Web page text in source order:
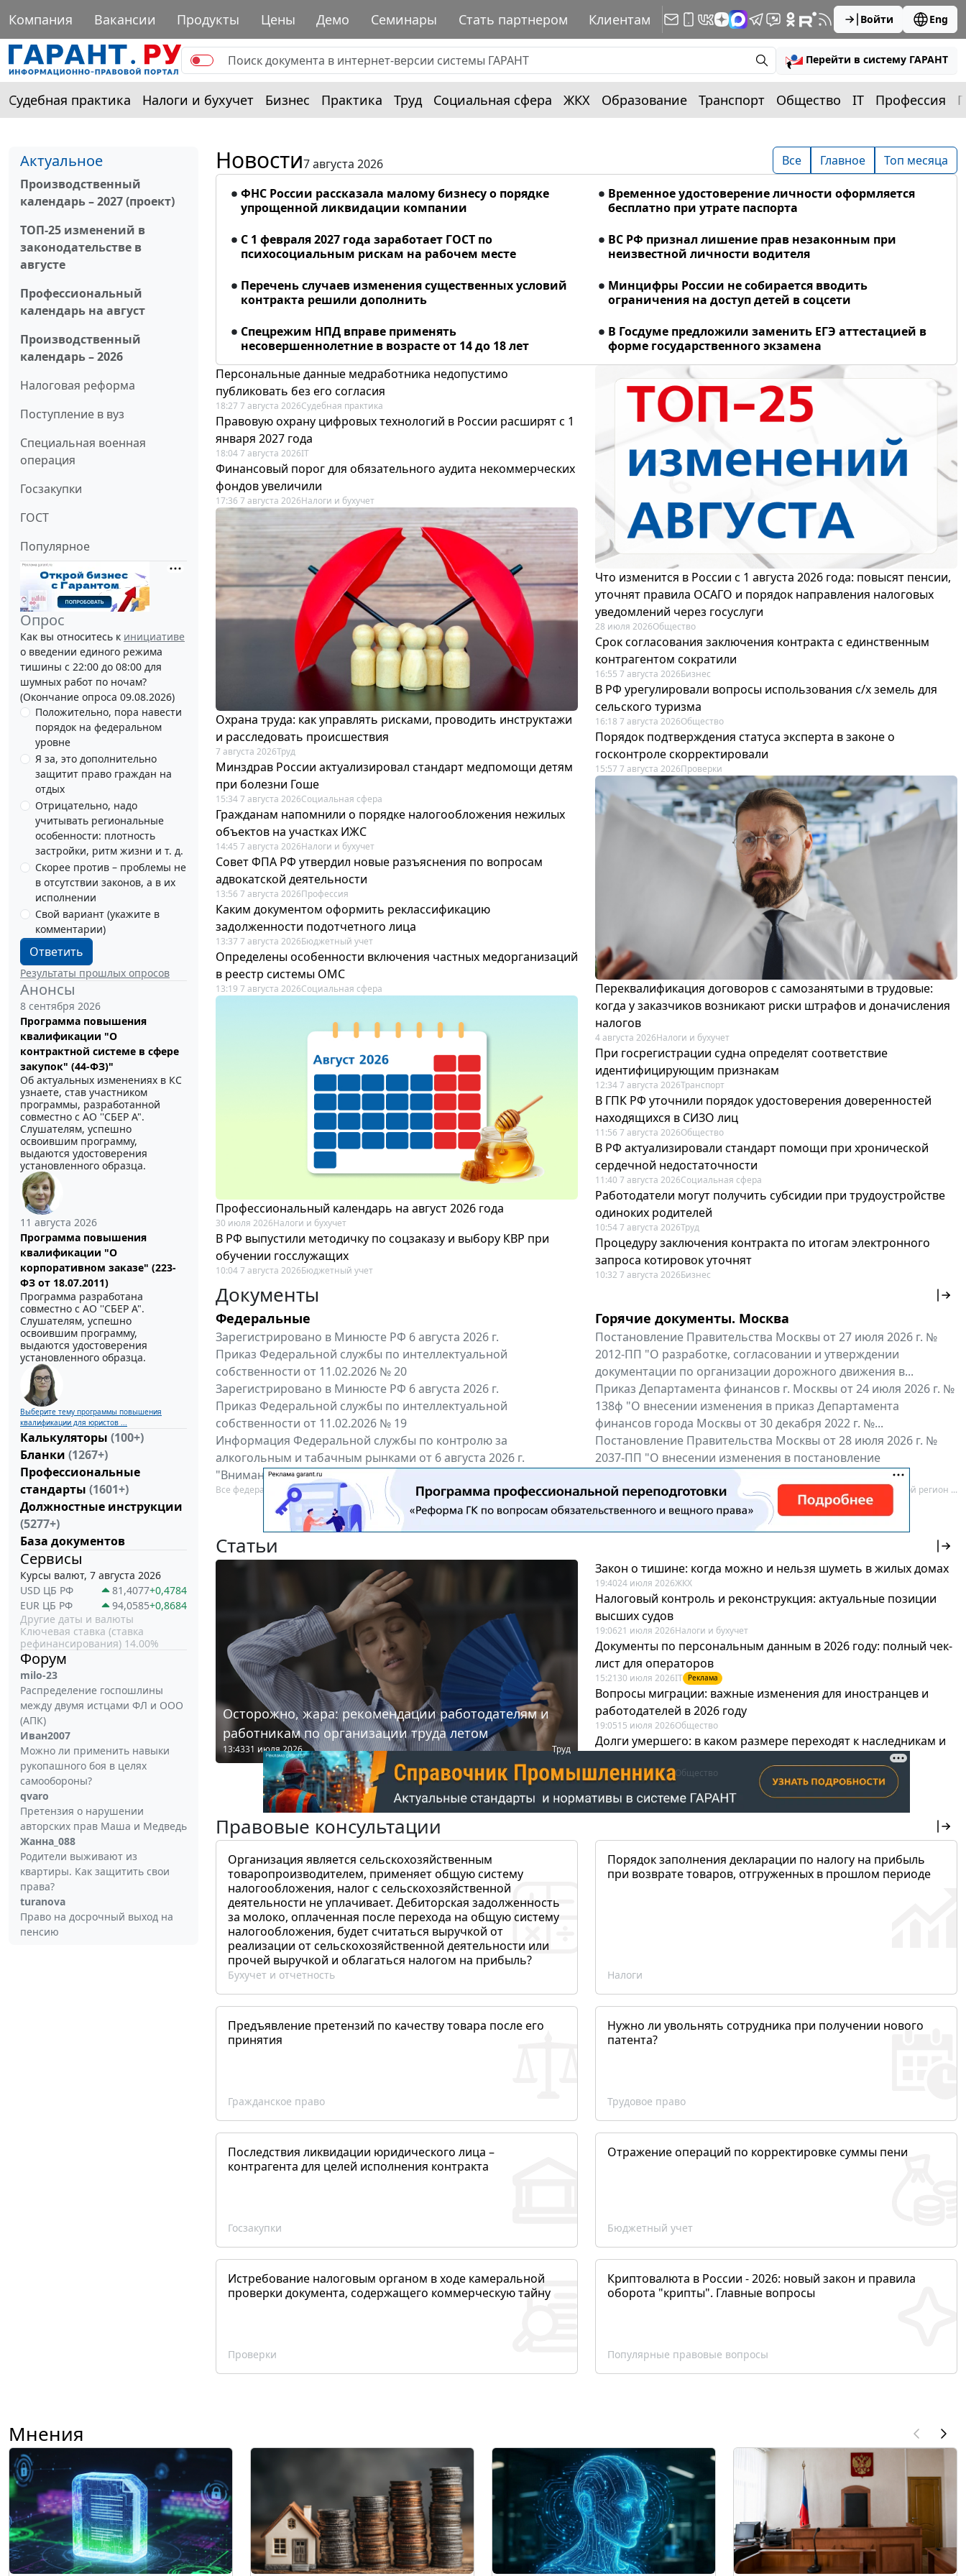
Компания Вакансии Продукты Цены Демо Семинары Стать партнером Клиентам Войти Eng
Перейти в систему ГАРАНТ
Судебная практика Налоги и бухучет Бизнес Практика Труд Социальная сфера ЖКХ Образование Транспорт Общество IT Профессия
Актуальное
Производственный
календарь – 2027 (проект)
ТОП-25 изменений в
законодательстве в
августе
Профессиональный
календарь на август
Производственный
календарь – 2026
Налоговая реформа
Поступление в вуз
Специальная военная
операция
Госзакупки
ГОСТ
Популярное
Опрос
Как вы относитесь к инициативе
о введении единого режима
тишины с 22:00 до 08:00 для
шумных работ по ночам?
(Окончание опроса 09.08.2026)
Положительно, пора навести
порядок на федеральном
уровне
Я за, это дополнительно
защитит право граждан на
отдых
Отрицательно, надо
учитывать региональные
особенности: плотность
застройки, ритм жизни и т. д.
Скорее против – проблемы не
в отсутствии законов, а в их
исполнении
Свой вариант (укажите в
комментарии)
Ответить
Результаты прошлых опросов
Анонсы
8 сентября 2026
Программа повышения
квалификации "О
контрактной системе в сфере
закупок" (44-ФЗ)"
Об актуальных изменениях в КС
узнаете, став участником
программы, разработанной
совместно с АО ''СБЕР А".
Слушателям, успешно
освоившим программу,
выдаются удостоверения
установленного образца.
11 августа 2026
Программа повышения
квалификации "О
корпоративном заказе" (223-
ФЗ от 18.07.2011)
Программа разработана
совместно с АО ''СБЕР А".
Слушателям, успешно
освоившим программу,
выдаются удостоверения
установленного образца.
Выберите тему программы повышения
квалификации для юристов ...
Калькуляторы (100+)
Бланки (1267+)
Профессиональные
стандарты (1601+)
Должностные инструкции
(5277+)
База документов
Сервисы
Курсы валют, 7 августа 2026
USD ЦБ РФ
81,4077+0,4784
EUR ЦБ РФ
94,0585+0,8684
Другие даты и валюты
Ключевая ставка (ставка
рефинансирования) 14.00%
Форум
milo-23
Распределение госпошлины
между двумя истцами ФЛ и ООО
(АПК)
Иван2007
Можно ли применить навыки
рукопашного боя в целях
самообороны?
qvaro
Претензия о нарушении
авторских прав Маша и Медведь
Жанна_088
Родители выживают из
квартиры. Как защитить свои
права?
turanova
Право на досрочный выход на
пенсию
Новости7 августа 2026 Все Главное Топ месяца
ФНС России рассказала малому бизнесу о порядке
упрощенной ликвидации компании
Временное удостоверение личности оформляется
бесплатно при утрате паспорта
С 1 февраля 2027 года заработает ГОСТ по
психосоциальным рискам на рабочем месте
ВС РФ признал лишение прав незаконным при
неизвестной личности водителя
Перечень случаев изменения существенных условий
контракта решили дополнить
Минцифры России не собирается вводить
ограничения на доступ детей в соцсети
Спецрежим НПД вправе применять
несовершеннолетние в возрасте от 14 до 18 лет
В Госдуме предложили заменить ЕГЭ аттестацией в
форме государственного экзамена
Персональные данные медработника недопустимо
публиковать без его согласия
18:27 7 августа 2026Судебная практика
Правовую охрану цифровых технологий в России расширят с 1
января 2027 года
18:04 7 августа 2026IT
Финансовый порог для обязательного аудита некоммерческих
фондов увеличили
17:36 7 августа 2026Налоги и бухучет
Охрана труда: как управлять рисками, проводить инструктажи
и расследовать происшествия
7 августа 2026Труд
Минздрав России актуализировал стандарт медпомощи детям
при болезни Гоше
15:34 7 августа 2026Социальная сфера
Гражданам напомнили о порядке налогообложения нежилых
объектов на участках ИЖС
14:45 7 августа 2026Налоги и бухучет
Совет ФПА РФ утвердил новые разъяснения по вопросам
адвокатской деятельности
13:56 7 августа 2026Профессия
Каким документом оформить реклассификацию
задолженности подотчетного лица
13:37 7 августа 2026Бюджетный учет
Определены особенности включения частных медорганизаций
в реестр системы ОМС
13:19 7 августа 2026Социальная сфера
Профессиональный календарь на август 2026 года
30 июля 2026Налоги и бухучет
В РФ выпустили методичку по соцзаказу и выбору КВР при
обучении госслужащих
10:04 7 августа 2026Бюджетный учет
Что изменится в России с 1 августа 2026 года: повысят пенсии,
уточнят правила ОСАГО и порядок направления налоговых
уведомлений через госуслуги
28 июля 2026Общество
Срок согласования заключения контракта с единственным
контрагентом сократили
16:55 7 августа 2026Бизнес
В РФ урегулировали вопросы использования с/х земель для
сельского туризма
16:18 7 августа 2026Общество
Порядок подтверждения статуса эксперта в законе о
госконтроле скорректировали
15:57 7 августа 2026Проверки
Переквалификация договоров с самозанятыми в трудовые:
когда у заказчиков возникают риски штрафов и доначисления
налогов
4 августа 2026Налоги и бухучет
При госрегистрации судна определят соответствие
идентифицирующим признакам
12:34 7 августа 2026Транспорт
В ГПК РФ уточнили порядок удостоверения доверенностей
находящихся в СИЗО лиц
11:56 7 августа 2026Общество
В РФ актуализировали стандарт помощи при хронической
сердечной недостаточности
11:40 7 августа 2026Социальная сфера
Работодатели могут получить субсидии при трудоустройстве
одиноких родителей
10:54 7 августа 2026Труд
Процедуру заключения контракта по итогам электронного
запроса котировок уточнят
10:32 7 августа 2026Бизнес
Документы
Федеральные
Зарегистрировано в Минюсте РФ 6 августа 2026 г.
Приказ Федеральной службы по интеллектуальной
собственности от 11.02.2026 № 20
Зарегистрировано в Минюсте РФ 6 августа 2026 г.
Приказ Федеральной службы по интеллектуальной
собственности от 11.02.2026 № 19
Информация Федеральной службы по контролю за
алкогольным и табачным рынками от 6 августа 2026 г.
"Вниманию производителей и импортёров алкогольной...
Все федеральные документы
Горячие документы. Москва
Постановление Правительства Москвы от 27 июля 2026 г. №
2012-ПП "О разработке, согласовании и утверждении
документации по организации дорожного движения в...
Приказ Департамента финансов г. Москвы от 24 июля 2026 г. №
138ф "О внесении изменения в приказ Департамента
финансов города Москвы от 30 декабря 2022 г. №...
Постановление Правительства Москвы от 28 июля 2026 г. №
2037-ПП "О внесении изменения в постановление
Правительства Москвы от 26 июля 2011 г. № 334-ПП"
Все региональные документы Мой регион ...
Статьи
Осторожно, жара: рекомендации работодателям и
работникам по организации труда летом
13:4331 июля 2026 Труд
Закон о тишине: когда можно и нельзя шуметь в жилых домах
19:4024 июля 2026ЖКХ
Налоговый контроль и реконструкция: актуальные позиции
высших судов
19:0621 июля 2026Налоги и бухучет
Документы по персональным данным в 2026 году: полный чек-
лист для операторов
15:21 30 июля 2026IT Реклама
Вопросы миграции: важные изменения для иностранцев и
работодателей в 2026 году
19:0515 июля 2026Общество
Долги умершего: в каком размере переходят к наследникам и
19:4317 июля 2026Общество
Правовые консультации
Организация является сельскохозяйственным
товаропроизводителем, применяет общую систему
налогообложения, налог с сельскохозяйственной
деятельности не уплачивает. Дебиторская задолженность
за молоко, оплаченная после перехода на общую систему
налогообложения, будет считаться выручкой от
реализации от сельскохозяйственной деятельности или
прочей выручкой и облагаться налогом на прибыль?
Бухучет и отчетность
Порядок заполнения декларации по налогу на прибыль
при возврате товаров, отгруженных в прошлом периоде
Налоги
Предъявление претензий по качеству товара после его
принятия
Гражданское право
Нужно ли увольнять сотрудника при получении нового
патента?
Трудовое право
Последствия ликвидации юридического лица –
контрагента для целей исполнения контракта
Госзакупки
Отражение операций по корректировке суммы пени
Бюджетный учет
Истребование налоговым органом в ходе камеральной
проверки документа, содержащего коммерческую тайну
Проверки
Криптовалюта в России - 2026: новый закон и правила
оборота "крипты". Главные вопросы
Популярные правовые вопросы
Мнения